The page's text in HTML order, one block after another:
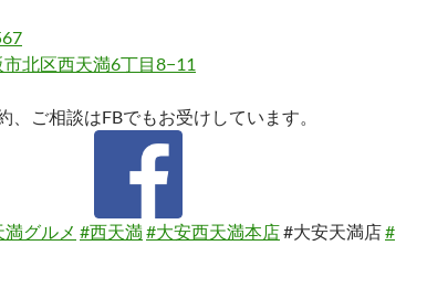
北区西天満6丁目8−11
、ご相談はFBでもお受けしています。
満グルメ #西天満#大安西天満本店#大安天満店#